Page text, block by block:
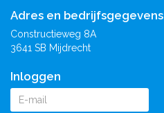
Adres en bedrijfsgegevens
Constructieweg 8A
3641 SB Mijdrecht
Inloggen